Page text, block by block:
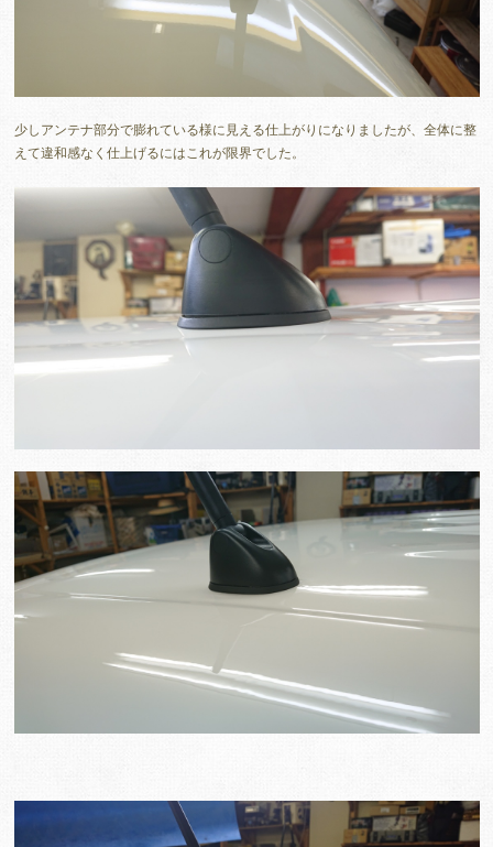
少しアンテナ部分で膨れている様に見える仕上がりになりましたが、全体に整
えて違和感なく仕上げるにはこれが限界でした。